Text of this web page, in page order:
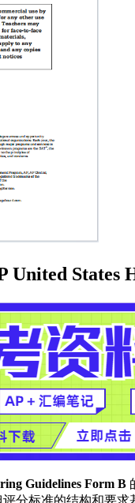
United States
Guidelines Form B
分标准的结构和要